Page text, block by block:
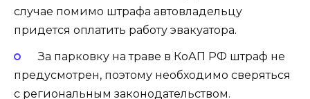
случае помимо штрафа автовладельцу
придется оплатить работу эвакуатора.
За парковку на траве в КоАП РФ штраф не
предусмотрен, поэтому необходимо сверяться
с региональным законодательством.